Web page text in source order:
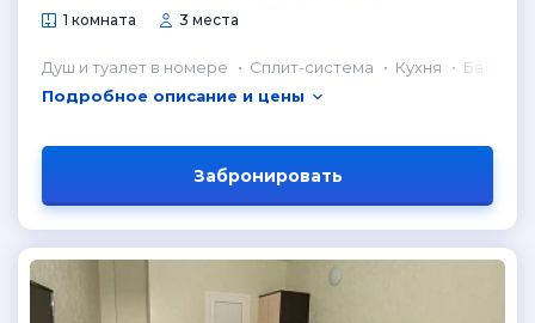
1 комната 3 места
Душ и туалет в номере Сплит-система Кухня
Балкон
Подробное описание и цены
Забронировать